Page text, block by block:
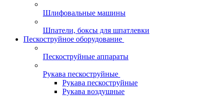
Шлифовальные машины
Шпатели, боксы для шпатлевки
Пескоструйное оборудование
Пескоструйные аппараты
Рукава пескоструйные
Рукава пескоструйные
Рукава воздушные